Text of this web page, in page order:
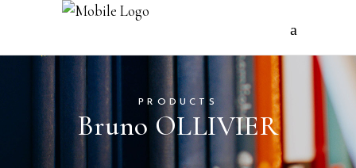
PRODUCTS
Bruno OLLIVIER